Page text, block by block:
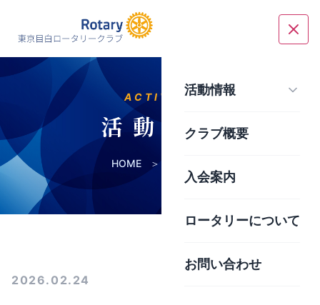
活動情報
クラブ概要
入会案内
ロータリーについて
お問い合わせ
ACTIVITY
活 動 報 告
HOME ＞
2026.02.24